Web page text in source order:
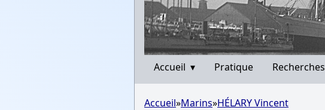
Accueil ▾ Pratique Recherches
Accueil»Marins»HÉLARY Vincent